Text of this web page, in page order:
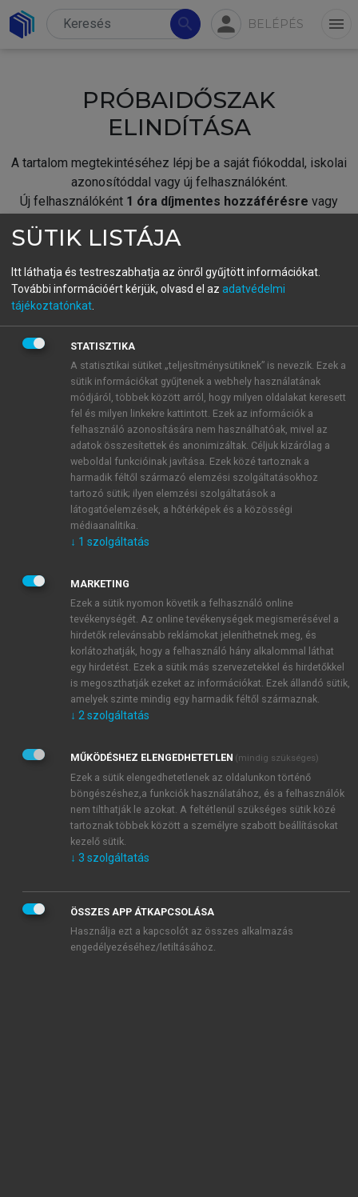
search person BELÉPÉS menu
PRÓBAIDŐSZAK
ELINDÍTÁSA
A tartalom megtekintéséhez lépj be a saját fiókoddal, iskolai
azonosítóddal vagy új felhasználóként.
Új felhasználóként 1 óra díjmentes hozzáférésre vagy
fiókoddal,vagy hozz létre új fiókot.
A regisztráció után apróbaidőszakautomatikusan
BELÉPÉS SAJÁT FIÓKKAL
ÚJ FIÓK LÉTREHOZÁSA
1 óra díjmentes hozzáférés
E-MAIL-CÍM
JELSZÓ
JELSZÓ ÚJRA
Kérek értesítést a MeRSZ újdonságairól, akcióiról.
Kérek értesítést az Akadémiai Kiadó Zrt. újdonságairól,
Adatkezelési tájékoztatóbanfoglaltakat tudomásul
veszem és elfogadom.
Általános vásárlási feltételeket, valamint a szotar.netés a
mersz.huoldalak licencszerződéseiben foglaltakat
tudomásul veszem és elfogadom.
KIPRÓBÁLOM
SÜTIK LISTÁJA
Itt láthatja és testreszabhatja az önről gyűjtött információkat.
További információért kérjük, olvasd el az adatvédelmi
tájékoztatónkat
STATISZTIKA
A statisztikai sütiket „teljesítménysütiknek” is nevezik. Ezek a
sütik információkat gyűjtenek a webhely használatának
módjáról, többek között arról, hogy milyen oldalakat keresett
fel és milyen linkekre kattintott. Ezek az információk a
felhasználó azonosítására nem használhatóak, mivel az
adatok összesítettek és anonimizáltak. Céljuk kizárólag a
weboldal funkcióinak javítása. Ezek közé tartoznak a
harmadik féltől származó elemzési szolgáltatásokhoz
tartozó sütik; ilyen elemzési szolgáltatások a
látogatóelemzések, a hőtérképek és a közösségi
médiaanalitika.
↓ 1 szolgáltatás
MARKETING
Ezek a sütik nyomon követik a felhasználó online
tevékenységét. Az online tevékenységek megismerésével a
hirdetők relevánsabb reklámokat jeleníthetnek meg, és
korlátozhatják, hogy a felhasználó hány alkalommal láthat
egy hirdetést. Ezek a sütik más szervezetekkel és hirdetőkkel
is megoszthatják ezeket az információkat. Ezek állandó sütik,
amelyek szinte mindig egy harmadik féltől származnak.
↓ 2 szolgáltatás
MŰKÖDÉSHEZ ELENGEDHETETLEN (mindig szükséges)
Ezek a sütik elengedhetetlenek az oldalunkon történő
böngészéshez,a funkciók használatához, és a felhasználók
nem tilthatják le azokat. A feltétlenül szükséges sütik közé
tartoznak többek között a személyre szabott beállításokat
kezelő sütik.
↓ 3 szolgáltatás
ÖSSZES APP ÁTKAPCSOLÁSA
Használja ezt a kapcsolót az összes alkalmazás
engedélyezéséhez/letiltásához.